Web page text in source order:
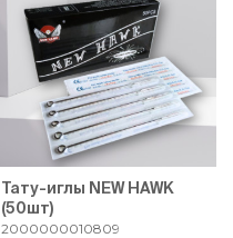
Тату-иглы NEW HAWK
(50шт)
2000000010809